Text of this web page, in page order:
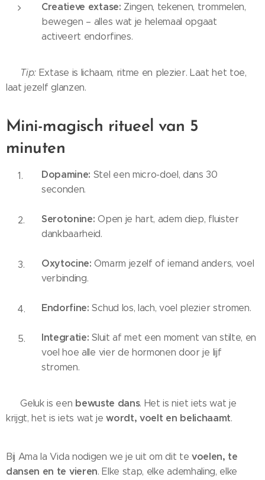
Creatieve extase: Zingen, tekenen, trommelen,
bewegen – alles wat je helemaal opgaat
activeert endorfines.
Tip: Extase is lichaam, ritme en plezier. Laat het toe,
laat jezelf glanzen.
Mini-magisch ritueel van 5
minuten
Dopamine: Stel een micro-doel, dans 30
seconden.
Serotonine: Open je hart, adem diep, fluister
dankbaarheid.
Oxytocine: Omarm jezelf of iemand anders, voel
verbinding.
Endorfine: Schud los, lach, voel plezier stromen.
Integratie: Sluit af met een moment van stilte, en
voel hoe alle vier de hormonen door je lijf
stromen.
✨ Geluk is een bewuste dans. Het is niet iets wat je
krijgt, het is iets wat jewordt, voelt en belichaamt.
Bij Ama la Vida nodigen we je uit om dit te voelen, te
dansen en te vieren. Elke stap, elke ademhaling, elke